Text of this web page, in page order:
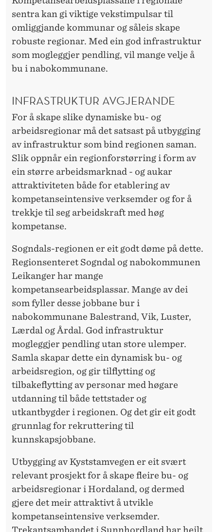
sentra kan gi viktige vekstimpulsar til
omliggjande kommunar og såleis skape
robuste regionar. Med ein god infrastruktur
som mogleggjer pendling, vil mange velje å
bu i nabokommunane.
INFRASTRUKTUR AVGJERANDE
For å skape slike dynamiske bu- og
arbeidsregionar må det satsast på utbygging
av infrastruktur som bind regionen saman.
Slik oppnår ein regionforstørring i form av
ein større arbeidsmarknad - og aukar
attraktiviteten både for etablering av
kompetanseintensive verksemder og for å
trekkje til seg arbeidskraft med høg
kompetanse.
Sogndals-regionen er eit godt døme på dette.
Regionsenteret Sogndal og nabokommunen
Leikanger har mange
kompetansearbeidsplassar. Mange av dei
som fyller desse jobbane bur i
nabokommunane Balestrand, Vik, Luster,
Lærdal og Årdal. God infrastruktur
mogleggjer pendling utan store ulemper.
Samla skapar dette ein dynamisk bu- og
arbeidsregion, og gir tilflytting og
tilbakeflytting av personar med høgare
utdanning til både tettstader og
utkantbygder i regionen. Og det gir eit godt
grunnlag for rekruttering til
kunnskapsjobbane.
Utbygging av Kyststamvegen er eit svært
relevant prosjekt for å skape fleire bu- og
arbeidsregionar i Hordaland, og dermed
gjere det meir attraktivt å utvikle
kompetanseintensive verksemder.